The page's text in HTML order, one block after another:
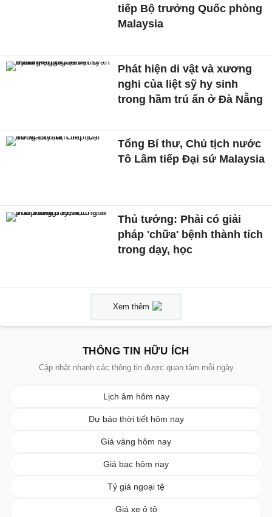
tiếp Bộ trưởng Quốc phòng
Malaysia
Phát hiện di vật và xương
nghi của liệt sỹ hy sinh
trong hầm trú ẩn ở Đà Nẵng
Tổng Bí thư, Chủ tịch nước
Tô Lâm tiếp Đại sứ Malaysia
Thủ tướng: Phải có giải
pháp 'chữa' bệnh thành tích
trong dạy, học
Xem thêm
THÔNG TIN HỮU ÍCH
Cập nhật nhanh các thông tin được quan tâm mỗi ngày
Lịch âm hôm nay
Dự báo thời tiết hôm nay
Giá vàng hôm nay
Giá bạc hôm nay
Tỷ giá ngoại tệ
Giá xe ô tô